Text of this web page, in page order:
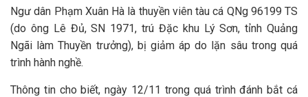
Ngư dân Phạm Xuân Hà là thuyền viên tàu cá QNg 96199 TS
(do ông Lê Đủ, SN 1971, trú Đặc khu Lý Sơn, tỉnh Quảng
Ngãi làm Thuyền trưởng), bị giảm áp do lặn sâu trong quá
trình hành nghề.
Thông tin cho biết, ngày 12/11 trong quá trình đánh bắt cá